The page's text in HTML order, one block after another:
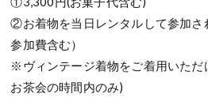
②お着物を当日レンタルして参加
参加費含む）
※ヴィンテージ着物をご着用いただ
お茶会の時間内のみ)